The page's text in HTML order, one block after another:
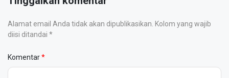
Alamat email Anda tidak akan dipublikasikan. Kolom yang wajib
diisi ditandai *
Komentar